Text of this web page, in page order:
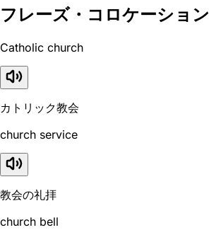
フレーズ・コロケーション
Catholic church
カトリック教会
church service
教会の礼拝
church bell